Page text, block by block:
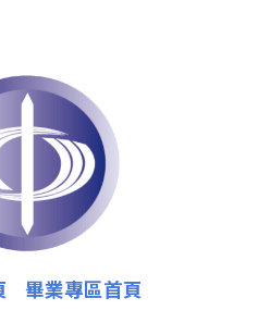
畢業專區首頁